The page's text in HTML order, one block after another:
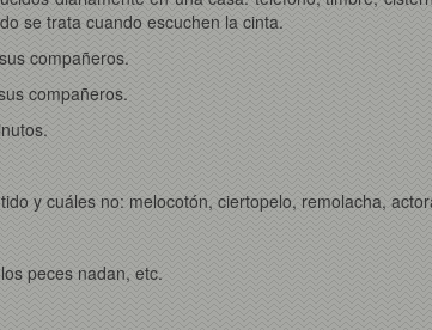
se trata cuando escuchen la cinta.
compañeros.
compañeros.
y cuáles no: melocotón, ciertopelo, remolacha,
peces nadan, etc.